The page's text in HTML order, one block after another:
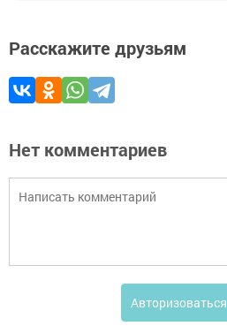
Расскажите друзьям
Нет комментариев
Авторизоваться